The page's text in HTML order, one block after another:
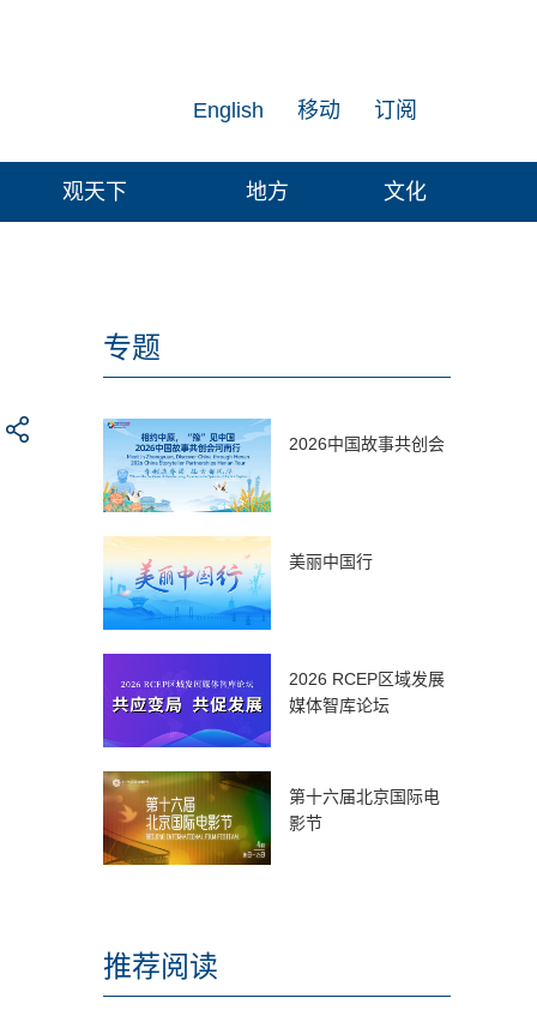
订阅
移动
English
观天下 地方 文化
专题
2026中国故事共创会
美丽中国行
2026 RCEP区域发展
媒体智库论坛
第十六届北京国际电
影节
推荐阅读